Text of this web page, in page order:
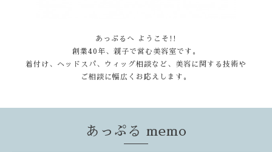
あっぷるへ ようこそ!!
創業40年、親子で営む美容室です。
着付け、ヘッドスパ、ウィッグ相談など、美容に関する技術や
ご相談に幅広くお応えします。
あっぷる memo